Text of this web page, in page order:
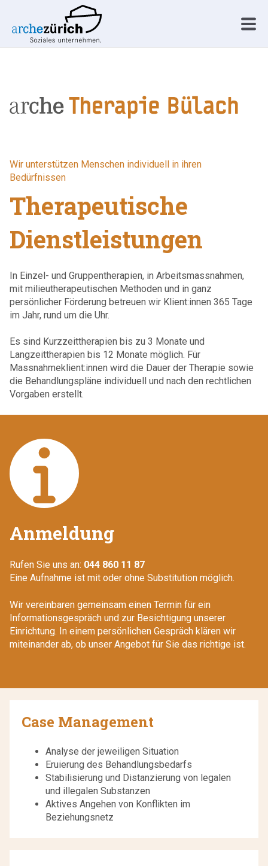
Wir unterstützen Menschen individuell in ihren
Bedürfnissen
Therapeutische
Dienstleistungen
In Einzel- und Gruppentherapien, in Arbeitsmassnahmen,
mit milieutherapeutischen Methoden und in ganz
persönlicher Förderung betreuen wir Klient:innen 365 Tage
im Jahr, rund um die Uhr.
Es sind Kurzzeittherapien bis zu 3 Monate und
Langzeittherapien bis 12 Monate möglich. Für
Massnahmeklient:innen wird die Dauer der Therapie sowie
die Behandlungspläne individuell und nach den rechtlichen
Vorgaben erstellt.
Anmeldung
Rufen Sie uns an: 044 860 11 87
Eine Aufnahme ist mit oder ohne Substitution möglich.
Wir vereinbaren gemeinsam einen Termin für ein
Informationsgespräch und zur Besichtigung unserer
Einrichtung. In einem persönlichen Gespräch klären wir
miteinander ab, ob unser Angebot für Sie das richtige ist.
Case Management
Analyse der jeweiligen Situation
Eruierung des Behandlungsbedarfs
Stabilisierung und Distanzierung von legalen
und illegalen Substanzen
Aktives Angehen von Konflikten im
Beziehungsnetz